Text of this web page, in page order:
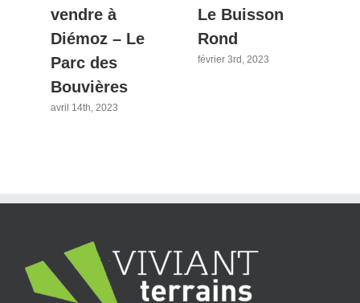
vendre à
Diémoz – Le
Parc des
Bouvières
avril 14th, 2023
Le Buisson
Rond
février 3rd, 2023